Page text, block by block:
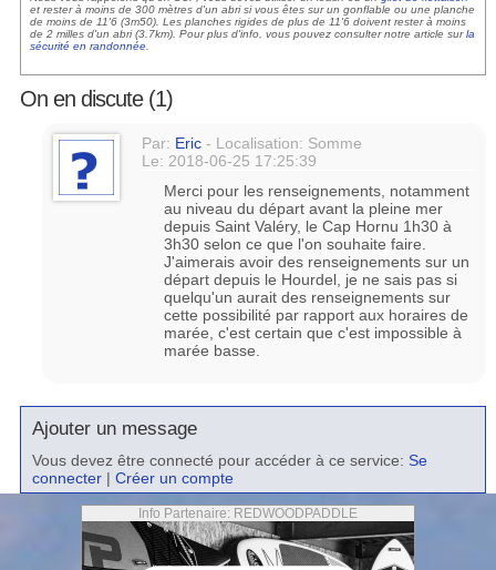
et rester à moins de 300 mètres d'un abri si vous êtes sur un gonflable ou une planche
de moins de 11'6 (3m50). Les planches rigides de plus de 11'6 doivent rester à moins
de 2 milles d'un abri (3.7km). Pour plus d'info, vous pouvez consulter notre article surla
sécurité en randonnée
On en discute (1)
Par: Eric- Localisation: Somme
Le: 2018-06-25 17:25:39
Merci pour les renseignements, notamment
au niveau du départ avant la pleine mer
depuis Saint Valéry, le Cap Hornu 1h30 à
3h30 selon ce que l'on souhaite faire.
J'aimerais avoir des renseignements sur un
départ depuis le Hourdel, je ne sais pas si
quelqu'un aurait des renseignements sur
cette possibilité par rapport aux horaires de
marée, c'est certain que c'est impossible à
marée basse.
Ajouter un message
Vous devez être connecté pour accéder à ce service: Se
connecter| Créer un compte
Info Partenaire: REDWOODPADDLE